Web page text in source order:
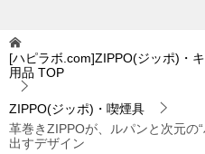
[ハピラボ.com]ZIPPO(ジッポ)・
用品 TOP
ZIPPO(ジッポ)・喫煙具
革巻きZIPPOが、ルパンと次元の
出すデザイン